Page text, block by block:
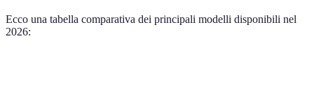
Ecco una tabella comparativa dei principali modelli disponibili nel
2026: